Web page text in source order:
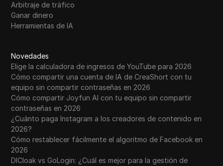
Arbitraje de tráfico
Ganar dinero
Herramientas de IA
Novedades
Elige la calculadora de ingresos de YouTube para 2026
Cómo compartir una cuenta de IA de CreaShort con tu
equipo sin compartir contraseñas en 2026
Cómo compartir Joyfun AI con tu equipo sin compartir
contraseñas en 2026
¿Cuánto paga Instagram a los creadores de contenido en
2026?
Cómo restablecer fácilmente el algoritmo de Facebook en
2026
DICloak vs GoLogin: ¿Cuál es mejor para la gestión de